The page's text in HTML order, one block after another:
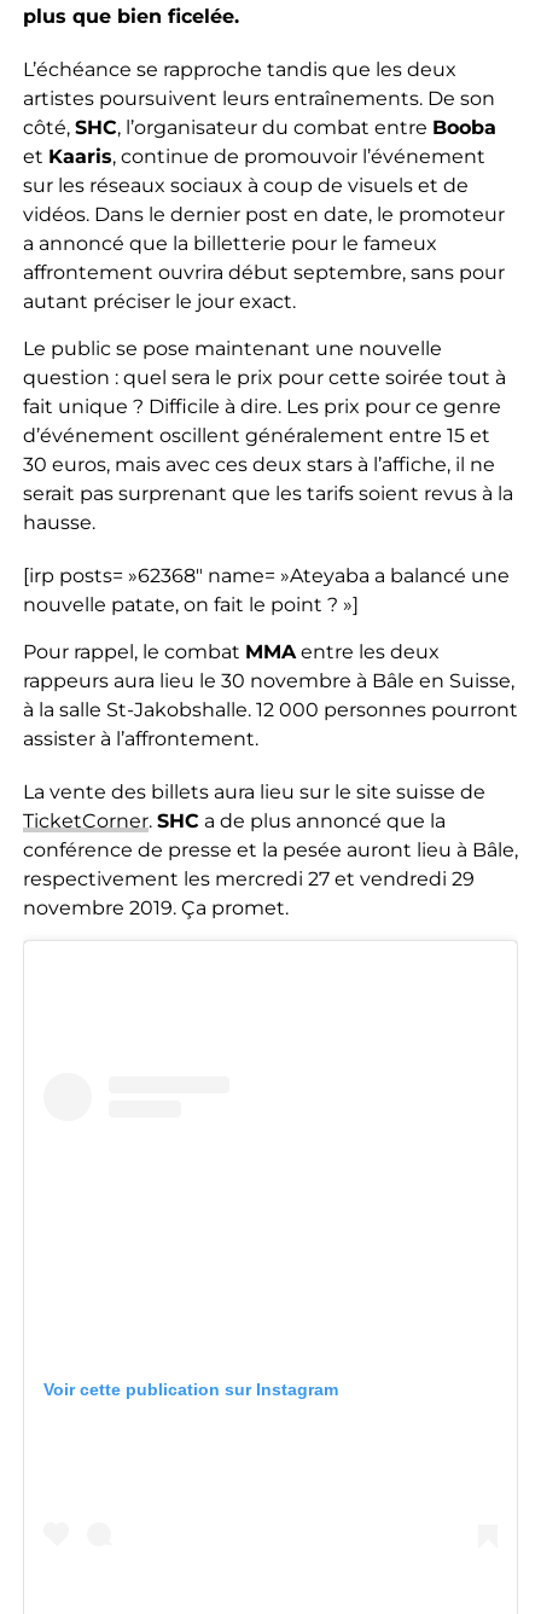
plus que bien ficelée.
L’échéance se rapproche tandis que les deux
artistes poursuivent leurs entraînements. De son
côté, SHC, l’organisateur du combat entre Booba
et Kaaris, continue de promouvoir l’événement
sur les réseaux sociaux à coup de visuels et de
vidéos. Dans le dernier post en date, le promoteur
a annoncé que la billetterie pour le fameux
affrontement ouvrira début septembre, sans pour
autant préciser le jour exact.
Le public se pose maintenant une nouvelle
question : quel sera le prix pour cette soirée tout à
fait unique ? Difficile à dire. Les prix pour ce genre
d’événement oscillent généralement entre 15 et
30 euros, mais avec ces deux stars à l’affiche, il ne
serait pas surprenant que les tarifs soient revus à la
hausse.
[irp posts= »62368″ name= »Ateyaba a balancé une
nouvelle patate, on fait le point ? »]
Pour rappel, le combat MMAentre les deux
rappeurs aura lieu le 30 novembre à Bâle en Suisse,
à la salle St-Jakobshalle. 12 000 personnes pourront
assister à l’affrontement.
La vente des billets aura lieu sur le site suisse de
TicketCorner. SHC a de plus annoncé que la
conférence de presse et la pesée auront lieu à Bâle,
respectivement les mercredi 27 et vendredi 29
novembre 2019. Ça promet.
Voir cette publication sur Instagram